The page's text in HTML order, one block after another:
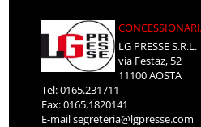
LG PRESSE S.R.L.
via Festaz, 52
11100 AOSTA
Tel: 0165.231711
Fax: 0165.1820141
E-mailsegreteria@lgpresse.com